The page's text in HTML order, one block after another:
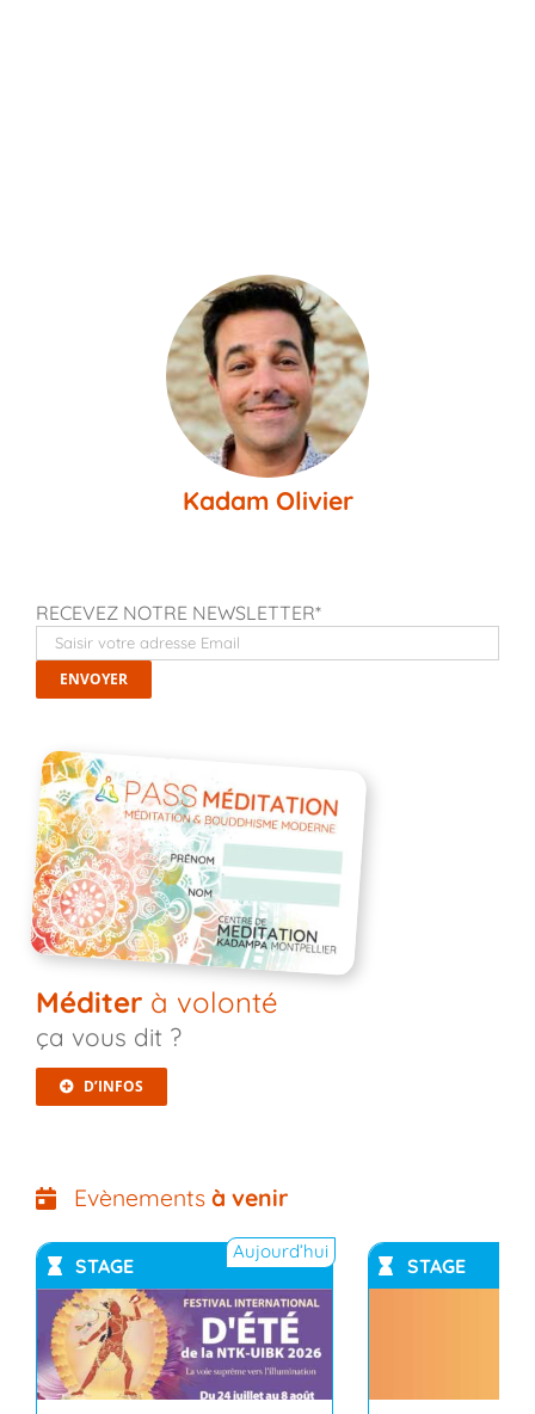
Kadam Olivier
RECEVEZ NOTRE NEWSLETTER*
Méditerà volonté
ça vous dit ?
D’INFOS
Evènements à venir
STAGE
Aujourd’hui
STAGE